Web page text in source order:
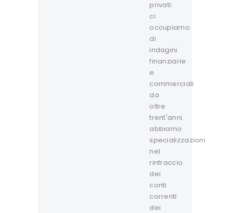
privati:
ci
occupiamo
di
indagini
finanziarie
e
commerciali
da
oltre
trent'anni.
abbiamo
specializzazioni
nel
rintraccio
dei
conti
correnti
dei